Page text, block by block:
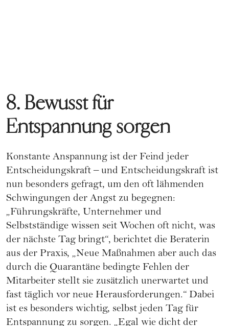
8. Bewusst für
Entspannung sorgen
Konstante Anspannung ist der Feind jeder
Entscheidungskraft – und Entscheidungskraft ist
nun besonders gefragt, um den oft lähmenden
Schwingungen der Angst zu begegnen:
„Führungskräfte, Unternehmer und
Selbstständige wissen seit Wochen oft nicht, was
der nächste Tag bringt“, berichtet die Beraterin
aus der Praxis, „Neue Maßnahmen aber auch das
durch die Quarantäne bedingte Fehlen der
Mitarbeiter stellt sie zusätzlich unerwartet und
fast täglich vor neue Herausforderungen.“ Dabei
ist es besonders wichtig, selbst jeden Tag für
Entspannung zu sorgen. „Egal wie dicht der